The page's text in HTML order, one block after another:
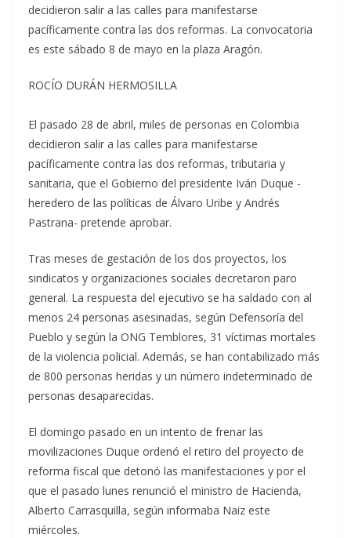
decidieron salir a las calles para manifestarse
pacíficamente contra las dos reformas. La convocatoria
es este sábado 8 de mayo en la plaza Aragón.
ROCÍO DURÁN HERMOSILLA
El pasado 28 de abril, miles de personas en Colombia
decidieron salir a las calles para manifestarse
pacíficamente contra las dos reformas, tributaria y
sanitaria, que el Gobierno del presidente Iván Duque -
heredero de las políticas de Álvaro Uribe y Andrés
Pastrana- pretende aprobar.
Tras meses de gestación de los dos proyectos, los
sindicatos y organizaciones sociales decretaron paro
general. La respuesta del ejecutivo se ha saldado con al
menos 24 personas asesinadas, según Defensoría del
Pueblo y según la ONG Temblores, 31 víctimas mortales
de la violencia policial. Además, se han contabilizado más
de 800 personas heridas y un número indeterminado de
personas desaparecidas.
El domingo pasado en un intento de frenar las
movilizaciones Duque ordenó el retiro del proyecto de
reforma fiscal que detonó las manifestaciones y por el
que el pasado lunes renunció el ministro de Hacienda,
Alberto Carrasquilla, según informaba Naiz este
miércoles.